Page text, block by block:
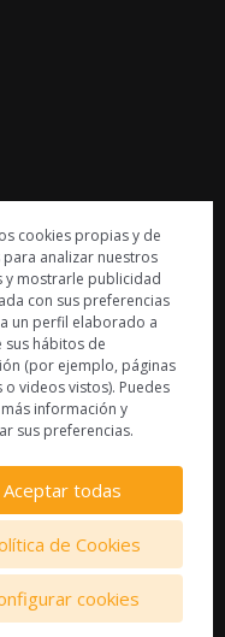
la
cookies propias y de
analizar nuestros
y mostrarle publicidad
con sus preferencias
un perfil elaborado a
sus hábitos de
(por ejemplo, páginas
o videos vistos). Puedes
información y
sus preferencias.
Aceptar todas
de Cookies
cookies